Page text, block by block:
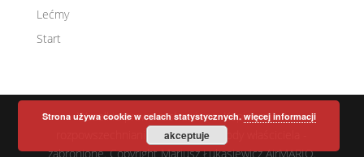
Lećmy
Start
Wszelkie prawa zastrzeżone. Kopiowanie i
rozpowszechnianie danych bez zgody właściciela -
zabronione. Copyright Mariusz Łukasiewicz AirMARIO.
Strona używa cookie w celach statystycznych. więcej informacji
akceptuje